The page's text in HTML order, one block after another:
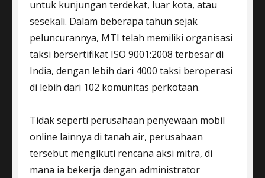
untuk kunjungan terdekat, luar kota, atau
sesekali. Dalam beberapa tahun sejak
peluncurannya, MTI telah memiliki organisasi
taksi bersertifikat ISO 9001:2008 terbesar di
India, dengan lebih dari 4000 taksi beroperasi
di lebih dari 102 komunitas perkotaan.
Tidak seperti perusahaan penyewaan mobil
online lainnya di tanah air, perusahaan
tersebut mengikuti rencana aksi mitra, di
mana ia bekerja dengan administrator